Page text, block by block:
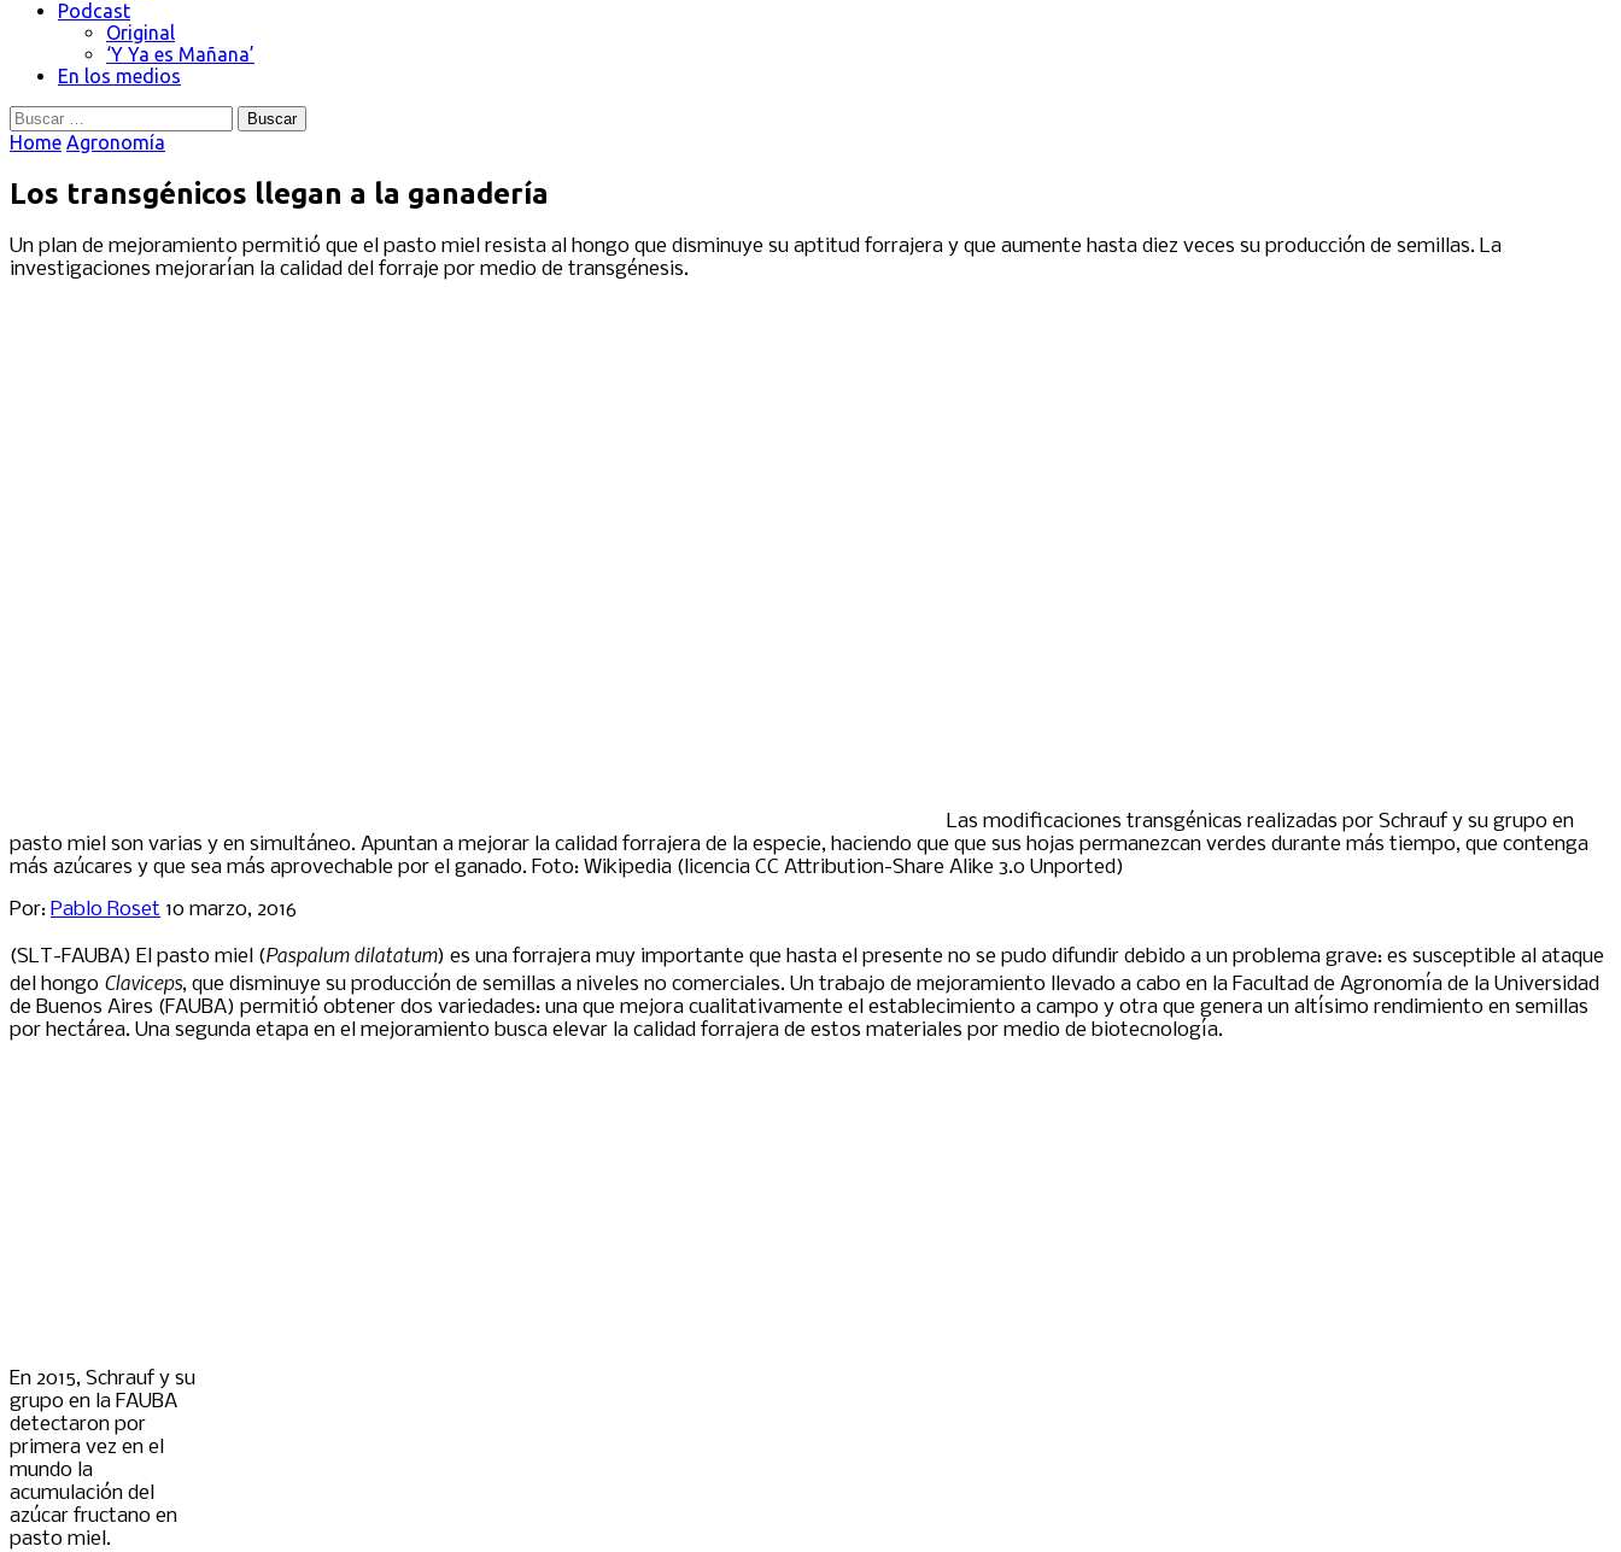
Podcast
Original
‘Y Ya es Mañana’
En los medios
Buscar:
Home Agronomía
Los transgénicos llegan a la ganadería
Un plan de mejoramiento permitió que el pasto miel resista al hongo que disminuye su aptitud forrajera y que aumente hasta diez veces su producción de semillas. La
investigaciones mejorarían la calidad del forraje por medio de transgénesis.
Las modificaciones transgénicas realizadas por Schrauf y su grupo en
pasto miel son varias y en simultáneo. Apuntan a mejorar la calidad forrajera de la especie, haciendo que que sus hojas permanezcan verdes durante más tiempo, que contenga
más azúcares y que sea más aprovechable por el ganado. Foto: Wikipedia (licencia CC Attribution-Share Alike 3.0 Unported)
Por: Pablo Roset 10 marzo, 2016
(SLT-FAUBA) El pasto miel (Paspalum dilatatum) es una forrajera muy importante que hasta el presente no se pudo difundir debido a un problema grave: es susceptible al ataque
del hongo Claviceps, que disminuye su producción de semillas a niveles no comerciales. Un trabajo de mejoramiento llevado a cabo en la Facultad de Agronomía de la Universidad
de Buenos Aires (FAUBA) permitió obtener dos variedades: una que mejora cualitativamente el establecimiento a campo y otra que genera un altísimo rendimiento en semillas
por hectárea. Una segunda etapa en el mejoramiento busca elevar la calidad forrajera de estos materiales por medio de biotecnología.
En 2015, Schrauf y su
grupo en la FAUBA
detectaron por
primera vez en el
mundo la
acumulación del
azúcar fructano en
pasto miel.